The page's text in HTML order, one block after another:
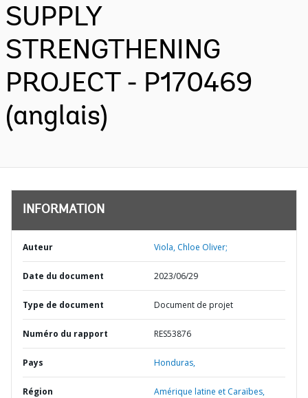
SUPPLY
STRENGTHENING
PROJECT - P170469
(anglais)
INFORMATION
Auteur Viola, Chloe Oliver;
Date du document 2023/06/29
Type de document Document de projet
Numéro du rapport RES53876
Pays Honduras,
Région Amérique latine et Caraïbes,